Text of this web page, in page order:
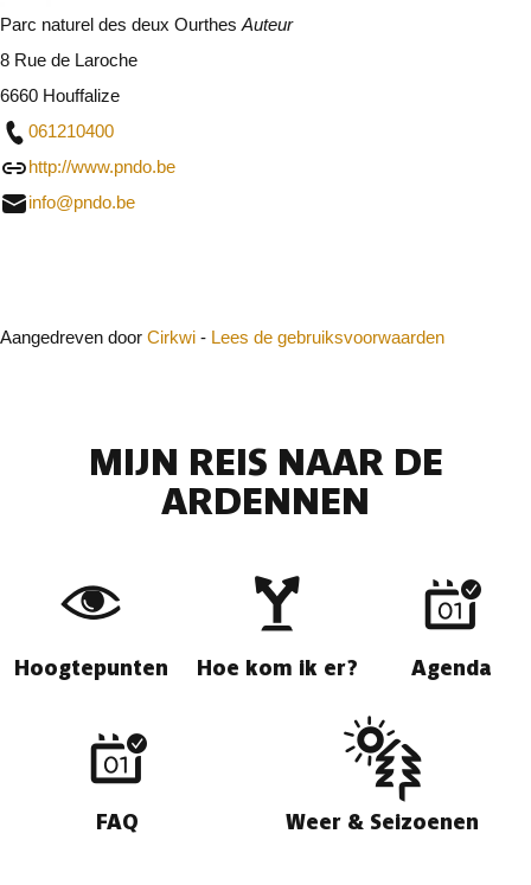
Parc naturel des deux Ourthes Auteur
8 Rue de Laroche
6660 Houffalize
061210400
http://www.pndo.be
info@pndo.be
Aangedreven door Cirkwi - Lees de gebruiksvoorwaarden
MIJN REIS NAAR DE
ARDENNEN
Hoogtepunten Hoe kom ik er? Agenda
FAQ Weer & Seizoenen